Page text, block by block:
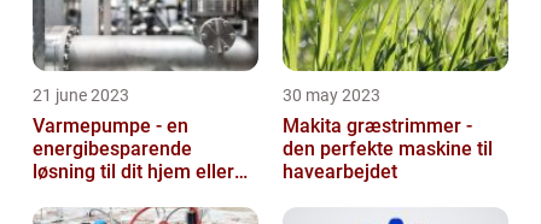
21 june 2023
Varmepumpe - en
energibesparende
løsning til dit hjem eller
30 may 2023
Makita græstrimmer -
den perfekte maskine til
havearbejdet